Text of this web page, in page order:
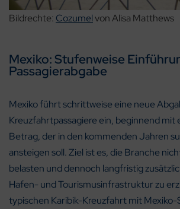
Bildrechte: Cozumelvon Alisa Matthews
Mexiko: Stufenweise
Passagierabgabe
Mexiko führt schrittweise eine neue
Kreuzfahrtpassagiere ein, beginnend mit
Betrag, der in den kommenden Jahren
ansteigen soll. Ziel ist es, die Branche
belasten und dennoch langfristig
Hafen- und Tourismusinfrastruktur zu
typischen Karibik-Kreuzfahrt mit